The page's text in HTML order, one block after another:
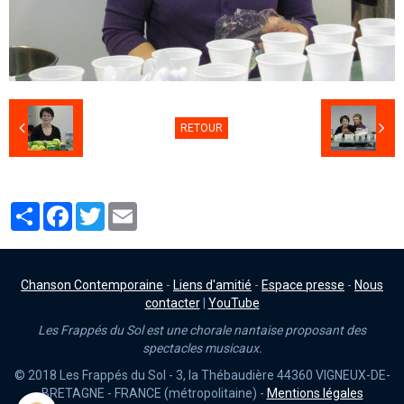
RETOUR
PartagerFacebook
Twitter
Chanson Contemporaine - Liens d'amitié - Espace presse - Nous
contacter| YouTube
Les Frappés du Sol est une chorale nantaise proposant des
spectacles musicaux.
© 2018 Les Frappés du Sol - 3, la Thébaudière 44360 VIGNEUX-DE-
BRETAGNE - FRANCE (métropolitaine) - Mentions légales